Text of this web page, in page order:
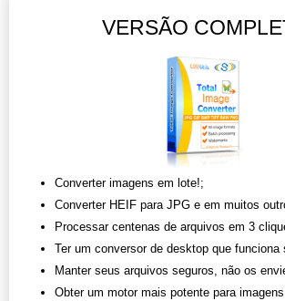
VERSÃO
Converter imagens em lote!;
Converter HEIF para JPG e em muitos
Processar centenas de arquivos em 3
Ter um conversor de desktop que funciona
Manter seus arquivos seguros, não os
Obter um motor mais potente para